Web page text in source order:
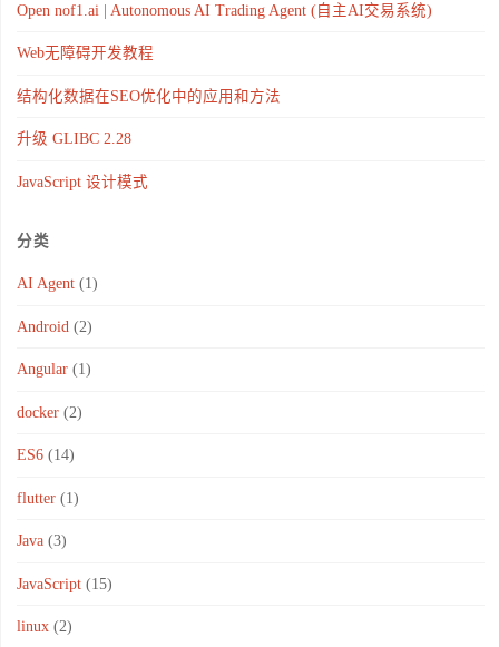
Open nof1.ai | Autonomous AI Trading Agent (自主AI交易系统)
Web无障碍开发教程
结构化数据在SEO优化中的应用和方法
升级 GLIBC 2.28
JavaScript 设计模式
分类
AI Agent(1)
Android (2)
Angular(1)
docker(2)
ES6(14)
flutter(1)
Java(3)
JavaScript(15)
linux(2)